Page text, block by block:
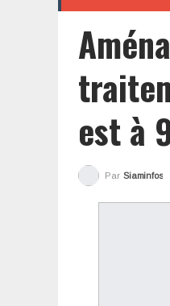
est à
Par Siaminfos